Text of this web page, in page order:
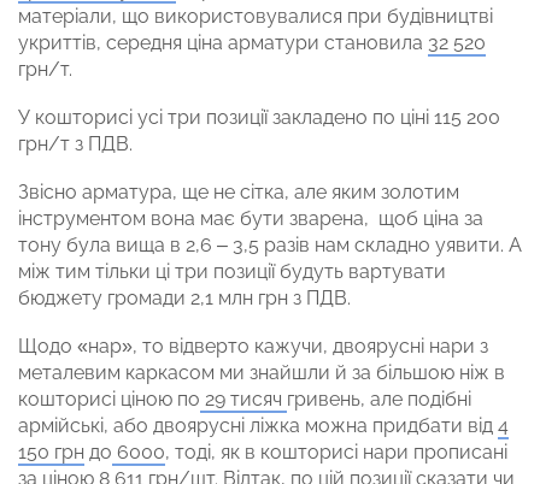
матеріали, що використовувалися при будівництві
укриттів, середня ціна арматури становила 32 520
грн/т.
У кошторисі усі три позиції закладено по ціні 115 200
грн/т з ПДВ.
Звісно арматура, ще не сітка, але яким золотим
інструментом вона має бути зварена, щоб ціна за
тону була вища в 2,6 – 3,5 разів нам складно уявити. А
між тим тільки ці три позиції будуть вартувати
бюджету громади 2,1 млн грн з ПДВ.
Щодо «нар», то відверто кажучи, двоярусні нари з
металевим каркасом ми знайшли й за більшою ніж в
кошторисі ціною по 29 тисяч гривень, але подібні
армійські, або двоярусні ліжка можна придбати від 4
150 грн до 6000, тоді, як в кошторисі нари прописані
за ціною 8 611 грн/шт. Відтак, по цій позиції сказати чи